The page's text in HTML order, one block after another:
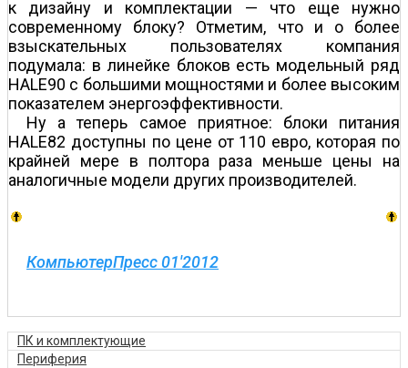
к дизайну и комплектации — что еще нужно
современному блоку? Отметим, что и о более
взыскательных пользователях компания
подумала: в линейке блоков есть модельный ряд
HALE90 с большими мощностями и более высоким
показателем энергоэффективности.
Ну а теперь самое приятное: блоки питания
HALE82 доступны по цене от 110 евро, которая по
крайней мере в полтора раза меньше цены на
аналогичные модели других производителей.
КомпьютерПресс 01'2012
ПК и комплектующие
Периферия